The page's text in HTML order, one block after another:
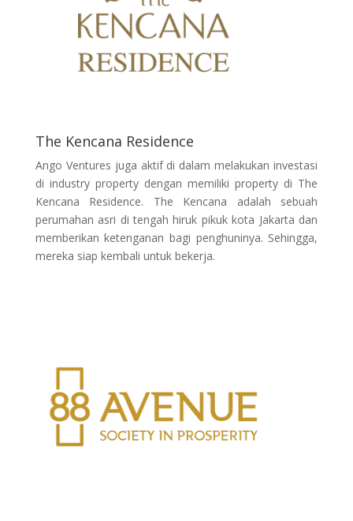
The Kencana Residence
Ango Ventures juga aktif di dalam melakukan investasi
di industry property dengan memiliki property di The
Kencana Residence. The Kencana adalah sebuah
perumahan asri di tengah hiruk pikuk kota Jakarta dan
memberikan ketenganan bagi penghuninya. Sehingga,
mereka siap kembali untuk bekerja.